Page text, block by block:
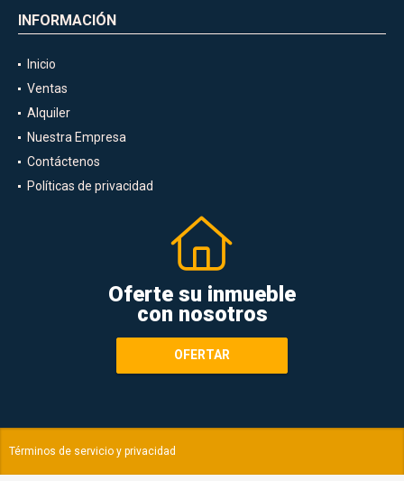
INFORMACIÓN
Inicio
Ventas
Alquiler
Nuestra Empresa
Contáctenos
Políticas de privacidad
Oferte su inmueble
con nosotros
OFERTAR
Términos de servicio y privacidad